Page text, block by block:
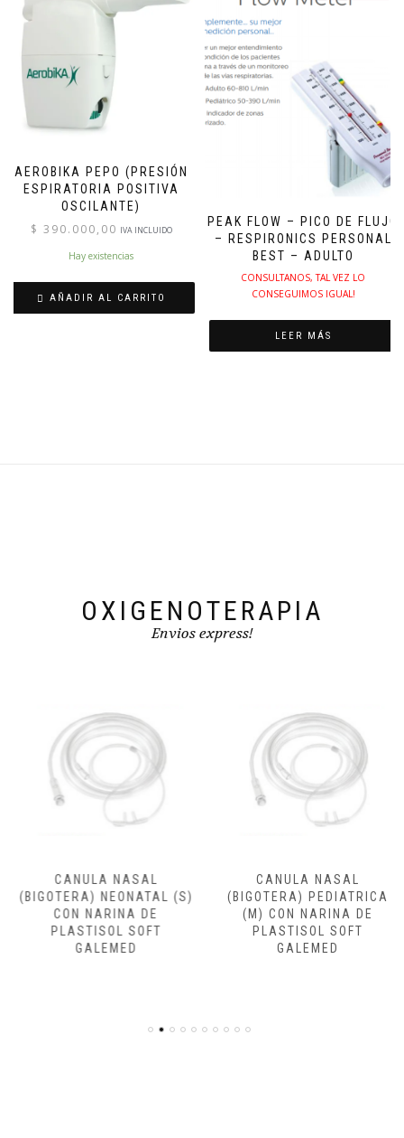
AEROBIKA PEPO (PRESIÓN
ESPIRATORIA POSITIVA
OSCILANTE)
$ 390.000,00 IVA INCLUIDO
Hay existencias
AÑADIR AL CARRITO
PEAK FLOW – PICO DE FLUJO
– RESPIRONICS PERSONAL
BEST – ADULTO
CONSULTANOS, TAL VEZ LO
CONSEGUIMOS IGUAL!
LEER MÁS
OXIGENOTERAPIA
Envios express!
CANULA NASAL
(BIGOTERA) NEONATAL (S)
CON NARINA DE
PLASTISOL SOFT
GALEMED
CANULA NASAL
(BIGOTERA) PEDIATRICA
(M) CON NARINA DE
PLASTISOL SOFT
GALEMED